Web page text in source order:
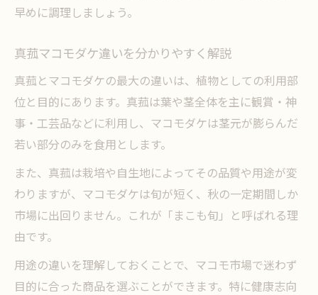
早めに調理しましょう。
真菰マコモダケ違いを分かりやすく解説
真菰とマコモダケの最大の違いは、植物としての利用部
位と目的にあります。真菰は葉や茎全体を主に観賞・神
事・工芸品などに利用し、マコモダケは茎元が膨らんだ
若い部分のみを食用とします。
また、真菰は栽培や自生地によってその品質や用途が変
わりますが、マコモダケは旬が短く、秋の一定期間しか
市場に出回りません。これが「まこも旬」と呼ばれる理
由です。
用途の違いを理解しておくことで、マコモ市場で迷わず
目的に合った商品を選ぶことができます。特に健康志向